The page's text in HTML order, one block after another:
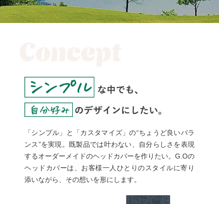
「シンプル」と「カスタマイズ」の“ちょうど良いバラ
ンス”を実現。既製品では叶わない、自分らしさを表現
するオーダーメイドのヘッドカバーを作りたい。G.Oの
ヘッドカバーは、お客様一人ひとりのスタイルに寄り
添いながら、その想いを形にします。